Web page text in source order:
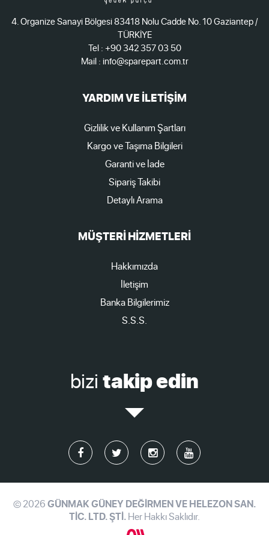
4. Organize Sanayi Bölgesi 83418 Nolu Cadde No. 10 Gaziantep /
TÜRKİYE
Tel : +90 342 357 03 50
Mail : info@sparepart.com.tr
YARDIM VE İLETİŞİM
Gizlilik ve Kullanım Şartları
Kargo ve Taşıma Bilgileri
Garanti ve İade
Sipariş Takibi
Detaylı Arama
MÜŞTERİ HİZMETLERİ
Hakkımızda
İletişim
Banka Bilgilerimiz
S.S.S.
bizitakip edin
© 2026GÜNMAK GÜNEY DEĞİRMEN VE HELEZON SAN.
TİC. LTD. ŞTİ.Her Hakkı Saklıdır.